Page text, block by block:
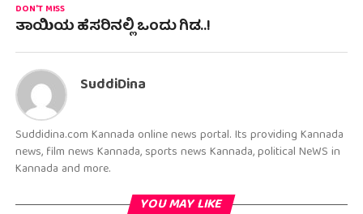
DON'T MISS
ತಾಯಿಯ ಹೆಸರಿನಲ್ಲಿ ಒಂದು ಗಿಡ..!
SuddiDina
Suddidina.com Kannada online news portal. Its providing Kannada
news, film news Kannada, sports news Kannada, political NeWS in
Kannada and more.
YOU MAY LIKE